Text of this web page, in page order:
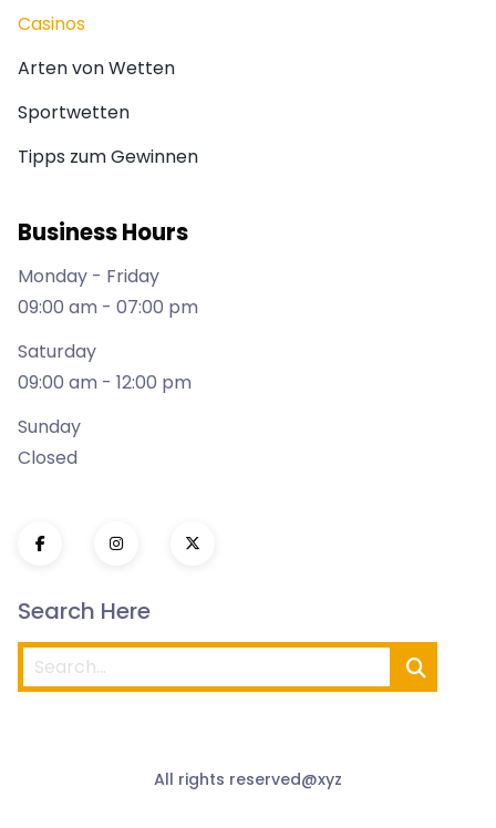
Casinos
Arten von Wetten
Sportwetten
Tipps zum Gewinnen
Business Hours
Monday - Friday
09:00 am - 07:00 pm
Saturday
09:00 am - 12:00 pm
Sunday
Closed
Search Here
All rights reserved@xyz